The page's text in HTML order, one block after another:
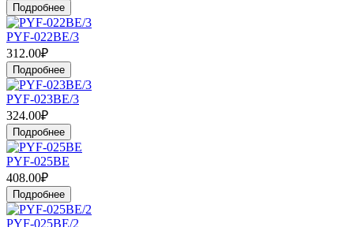
Подробнее
PYF-022BE/3
312.00₽
Подробнее
PYF-023BE/3
324.00₽
Подробнее
PYF-025BE
408.00₽
Подробнее
PYF-025BE/2